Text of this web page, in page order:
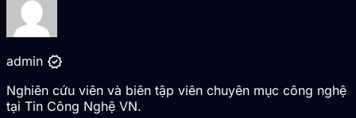
admin verified
Nghiên cứu viên và biên tập viên chuyên mục công nghệ
tại Tin Công Nghệ VN.